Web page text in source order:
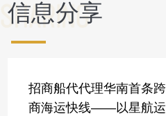
信息分享
招商船代代理华南首条
商海运快线——以星航